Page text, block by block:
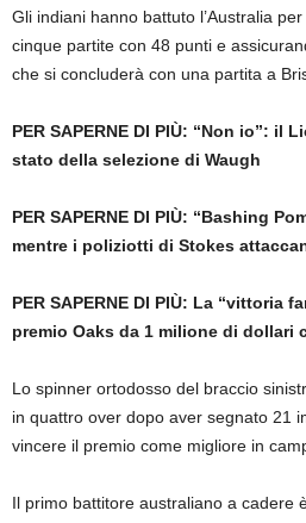
Gli indiani hanno battuto l’Australia
cinque partite con 48 punti e
che si concluderà con una partita a
PER SAPERNE DI PIÙ: “Non io”: il
stato della selezione di Waugh
PER SAPERNE DI PIÙ: “Bashing
mentre i poliziotti di Stokes
PER SAPERNE DI PIÙ: La “vittoria
premio Oaks da 1 milione di dollari
Lo spinner ortodosso del braccio
in quattro over dopo aver segnato 21
vincere il premio come migliore in
Il primo battitore australiano a cadere